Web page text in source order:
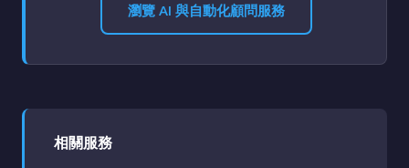
瀏覽 AI 與自動化顧問服務
相關服務